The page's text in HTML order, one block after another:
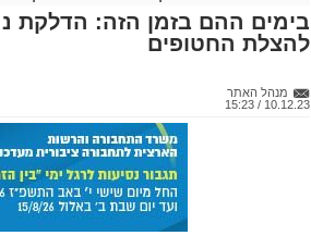
בימים ההם בזמן הזה: הדלקת
להצלת החטופים
מנהל האתר
10.12.23 / 15:23